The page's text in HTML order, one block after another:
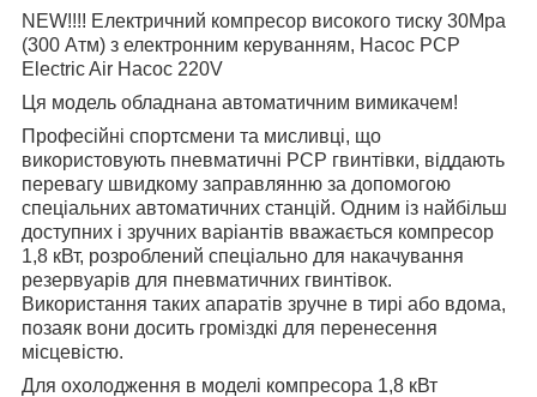
NEW!!!! Електричний компресор високого тиску 30Mpa
(300 Атм) з електронним керуванням, Насос PCP
Electric Air Насос 220V
Ця модель обладнана автоматичним вимикачем!
Професійні спортсмени та мисливці, що
використовують пневматичні PCP гвинтівки, віддають
перевагу швидкому заправлянню за допомогою
спеціальних автоматичних станцій. Одним із найбільш
доступних і зручних варіантів вважається компресор
1,8 кВт, розроблений спеціально для накачування
резервуарів для пневматичних гвинтівок.
Використання таких апаратів зручне в тирі або вдома,
позаяк вони досить громіздкі для перенесення
місцевістю.
Для охолодження в моделі компресора 1,8 кВт